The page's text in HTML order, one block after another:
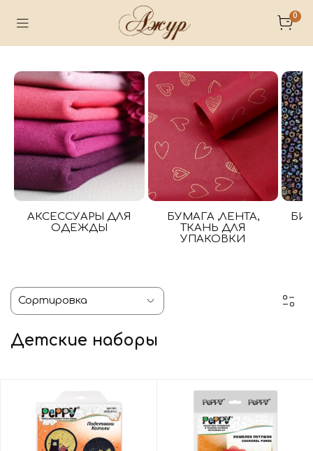
0
АКСЕССУАРЫ ДЛЯ
ОДЕЖДЫ
БУМАГА ,ЛЕНТА,
ТКАНЬ ДЛЯ
УПАКОВКИ
Детские наборы